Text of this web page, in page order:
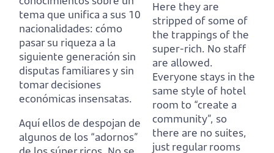
tema que unifica a sus 10
nacionalidades: cómo
pasar su riqueza a la
siguiente generación sin
disputas familiares y sin
tomar decisiones
económicas insensatas.
Aquí ellos de despojan de
algunos de los “adornos”
Here they are
stripped of some of
the trappings of the
super-rich. No staff
are allowed.
Everyone stays in the
same style of hotel
room to “create a
community”, so
there are no suites,
just regular rooms